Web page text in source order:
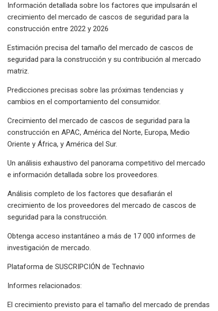
Información detallada sobre los factores que impulsarán el
crecimiento del mercado de cascos de seguridad para la
construcción entre 2022 y 2026
Estimación precisa del tamaño del mercado de cascos de
seguridad para la construcción y su contribución al mercado
matriz.
Predicciones precisas sobre las próximas tendencias y
cambios en el comportamiento del consumidor.
Crecimiento del mercado de cascos de seguridad para la
construcción en APAC, América del Norte, Europa, Medio
Oriente y África, y América del Sur.
Un análisis exhaustivo del panorama competitivo del mercado
e información detallada sobre los proveedores.
Análisis completo de los factores que desafiarán el
crecimiento de los proveedores del mercado de cascos de
seguridad para la construcción.
Obtenga acceso instantáneo a más de 17 000 informes de
investigación de mercado.
Plataforma de SUSCRIPCIÓN de Technavio
Informes relacionados:
El crecimiento previsto para el tamaño del mercado de prendas